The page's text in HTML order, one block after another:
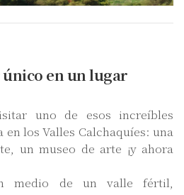
en un lugar
uno de esos increíbles
en los Valles Calchaquíes: una
un museo de arte ¡y ahora
medio de un valle fértil,